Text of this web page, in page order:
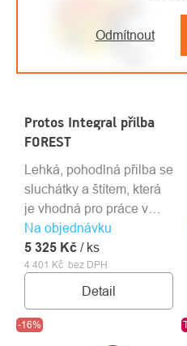
Odmítnout
Protos Integral přilba
FOREST
Na objednávku
4 401 Kč bez DPH
5 325 Kč / ks
Detail
Lehká, pohodlná přilba se
sluchátky a štítem, která
je vhodná pro práce v
lese a práce s motorovou
pilou.
-16%